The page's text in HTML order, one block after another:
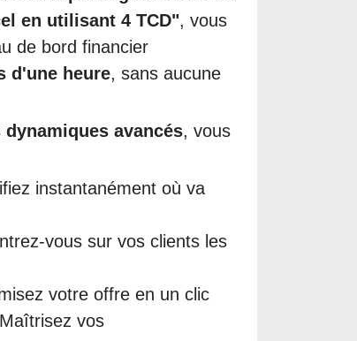
en utilisant 4 TCD", vous
de bord financier
d'une heure, sans aucune
avancés, vous
instantanément où va
vous sur vos clients les
votre offre en un clic
vos